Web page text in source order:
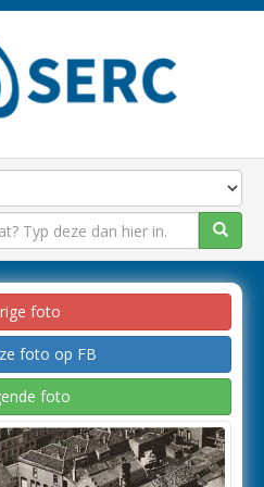
foto
foto op FB
foto